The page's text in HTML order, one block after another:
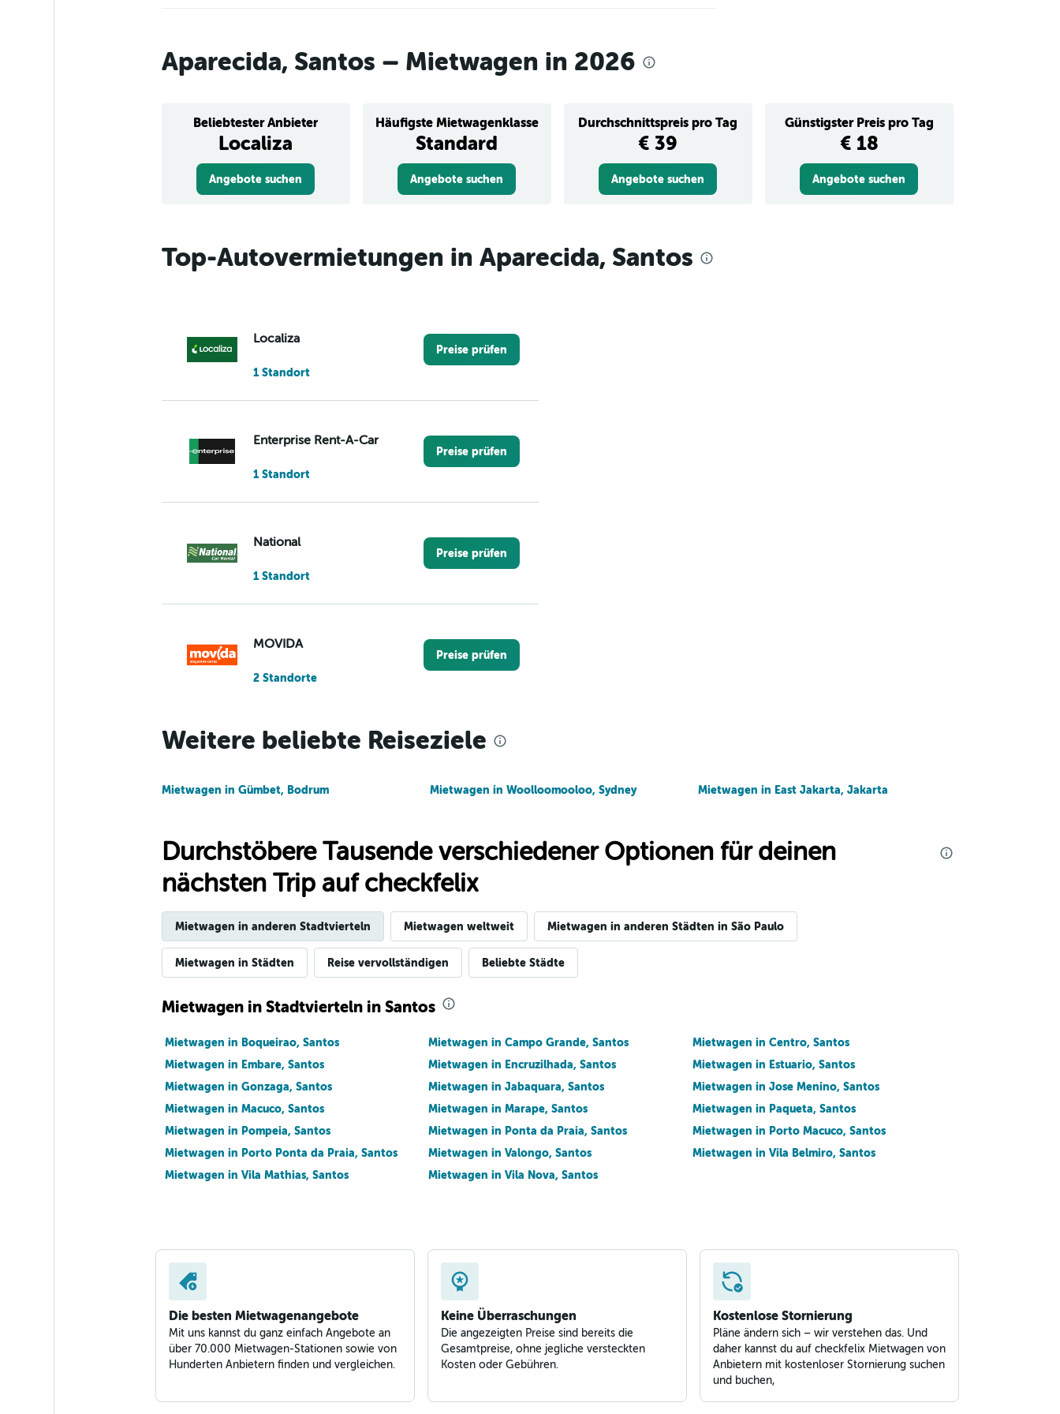
Aparecida, Santos – Mietwagen in 2026
Beliebtester Anbieter
Localiza
Häufigste Mietwagenklasse
Standard
Durchschnittspreis pro Tag
€ 39
Günstigster Preis pro Tag
€ 18
Angebote suchen Angebote suchen Angebote suchen Angebote suchen
Top-Autovermietungen in Aparecida, Santos
Localiza
1 Standort
Preise prüfen
Enterprise Rent-A-Car
1 Standort
Preise prüfen
National
1 Standort
Preise prüfen
MOVIDA
2 Standorte
Preise prüfen
Budget
Unidas
2 Standorte
Preise prüfen
Avis
Preise prüfen
Movicar Rent a Car
1 Standort
Preise prüfen
Weitere beliebte Reiseziele
Mietwagen in Gümbet, Bodrum Mietwagen in Woolloomooloo, Sydney Mietwagen in East Jakarta, Jakarta
Durchstöbere Tausende verschiedener Optionen für deinen
nächsten Trip auf checkfelix
Mietwagen in anderen Stadtvierteln Mietwagen weltweit Mietwagen in anderen Städten in São Paulo
Mietwagen in Städten Reise vervollständigen Beliebte Städte
Mietwagen in Stadtvierteln in Santos
Mietwagen in Boqueirao, Santos Mietwagen in Campo Grande, Santos
Mietwagen in Centro, Santos
Mietwagen in Embare, Santos
Mietwagen in Encruzilhada, Santos
Mietwagen in Estuario, Santos
Mietwagen in Gonzaga, Santos
Mietwagen in Jabaquara, Santos
Mietwagen in Jose Menino, Santos
Mietwagen in Macuco, Santos
Mietwagen in Marape, Santos
Mietwagen in Paqueta, Santos
Mietwagen in Pompeia, Santos
Mietwagen in Ponta da Praia, Santos
Mietwagen in Porto Macuco, Santos
Mietwagen in Porto Ponta da Praia, Santos
Mietwagen in Valongo, Santos
Mietwagen in Vila Belmiro, Santos
Mietwagen in Vila Mathias, Santos
Mietwagen in Vila Nova, Santos
Die besten Mietwagenangebote
Mit uns kannst du ganz einfach Angebote an
über 70.000 Mietwagen-Stationen sowie von
Hunderten Anbietern finden und vergleichen.
Keine Überraschungen
Die angezeigten Preise sind bereits die
Gesamtpreise, ohne jegliche versteckten
Kosten oder Gebühren.
Kostenlose Stornierung
Pläne ändern sich – wir verstehen das. Und
daher kannst du auf checkfelix Mietwagen von
Anbietern mit kostenloser Stornierung suchen
und buchen,